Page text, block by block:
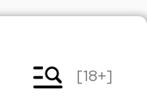
[18+]